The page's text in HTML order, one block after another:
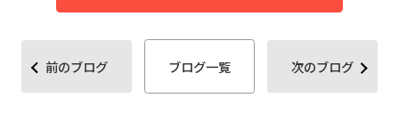
前のブログ ブログ一覧 次のブログ